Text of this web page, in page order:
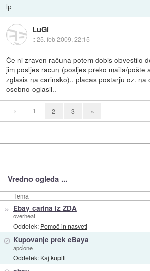
lp
LuGi
::25. feb 2009, 22:15
Če ni zraven računa potem dobis obvestilo
jim posljes racun (posljes preko maila/pošte
zglasis na carinsko).. placas postarju oz. na
osebno oglasil..
« 1 2 3 »
Vredno ogleda ...
Tema
» Ebay carina iz ZDA
overheat
Oddelek: Pomoč in nasveti
⊘ Kupovanje prek eBaya
apclone
Oddelek: Kaj kupiti